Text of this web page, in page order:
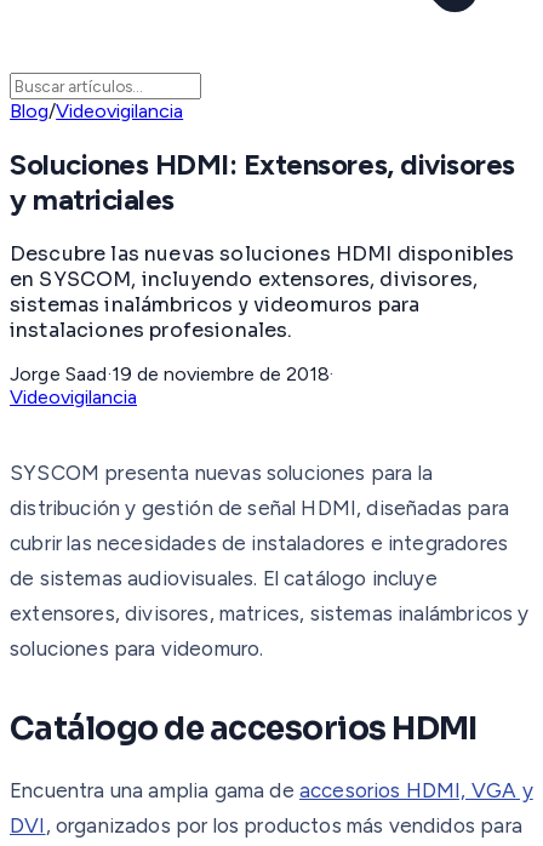
Blog/Videovigilancia
Soluciones HDMI: Extensores, divisores
y matriciales
Descubre las nuevas soluciones HDMI disponibles
en SYSCOM, incluyendo extensores, divisores,
sistemas inalámbricos y videomuros para
instalaciones profesionales.
Jorge Saad·19 de noviembre de 2018·
Videovigilancia
SYSCOM presenta nuevas soluciones para la
distribución y gestión de señal HDMI, diseñadas para
cubrir las necesidades de instaladores e integradores
de sistemas audiovisuales. El catálogo incluye
extensores, divisores, matrices, sistemas inalámbricos y
soluciones para videomuro.
Catálogo de accesorios HDMI
Encuentra una amplia gama de accesorios HDMI, VGA y
DVI , organizados por los productos más vendidos para